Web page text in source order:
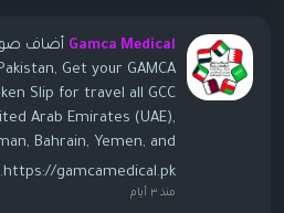
Gamca Medical أضاف
Get your GAMCA
Slip for travel all GCC
Arab Emirates (UAE),
Bahrain, Yemen, and
gamcamedical.pk/
منذ ٣ أيام